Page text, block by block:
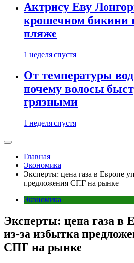
Актрису Еву
крошечном бикини
пляже
1 неделя спустя
От температуры
почему волосы
грязными
1 неделя спустя
Главная
Экономика
Эксперты: цена газа в Европе
предложения СПГ на рынке
Экономика
Эксперты: цена газа в
из-за избытка
СПГ на рынке